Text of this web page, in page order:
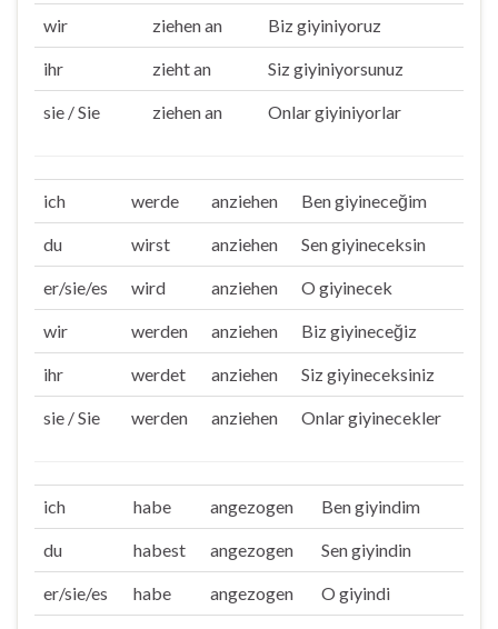
wir ziehen an Biz giyiniyoruz
ihr zieht an Siz giyiniyorsunuz
sie / Sie ziehen an Onlar giyiniyorlar
ich werde anziehen Ben giyineceğim
du wirst anziehen Sen giyineceksin
er/sie/es wird anziehen O giyinecek
wir werden anziehen Biz giyineceğiz
ihr werdet anziehen Siz giyineceksiniz
sie / Sie werden anziehen Onlar giyinecekler
ich habe angezogen Ben giyindim
du habest angezogen Sen giyindin
er/sie/es habe angezogen O giyindi